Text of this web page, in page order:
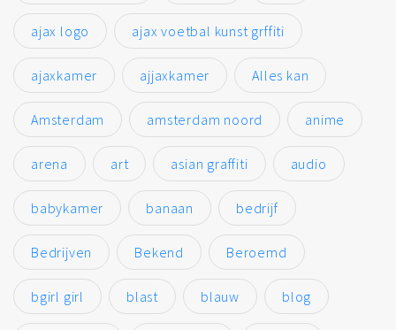
ajax logo ajax voetbal kunst grffiti
ajaxkamer ajjaxkamer Alles kan
Amsterdam amsterdam noord anime
arena art asian graffiti audio
babykamer banaan bedrijf
Bedrijven Bekend Beroemd
bgirl girl blast blauw blog